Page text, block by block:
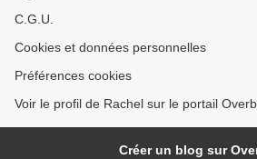
C.G.U.
Cookies et données personnelles
Préférences cookies
Voir le profil de Rachel sur le portail
Créer un blog sur